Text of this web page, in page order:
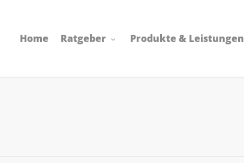
Home Ratgeber Produkte & Leistungen